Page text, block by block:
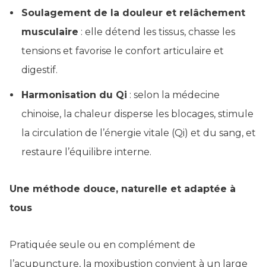
Soulagement de la douleur et relâchement
musculaire : elle détend les tissus, chasse les
tensions et favorise le confort articulaire et
digestif.
Harmonisation du Qi : selon la médecine
chinoise, la chaleur disperse les blocages, stimule
la circulation de l’énergie vitale (Qi) et du sang, et
restaure l’équilibre interne.
Une méthode douce, naturelle et adaptée à
tous
Pratiquée seule ou en complément de
l’acupuncture, la moxibustion convient à un large